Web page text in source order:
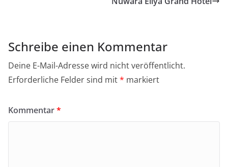
Schreibe einen Kommentar
Deine E-Mail-Adresse wird nicht veröffentlicht.
Erforderliche Felder sind mit* markiert
Kommentar*